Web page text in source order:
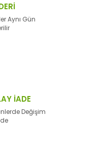
Aynı Gün
İADE
Değişim